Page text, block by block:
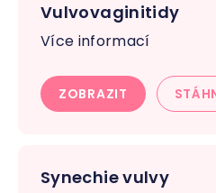
Vulvovaginitidy
Více informací
ZOBRAZIT
Synechie vulvy